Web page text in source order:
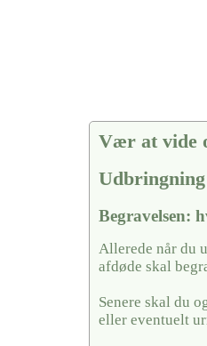
Vær at vide
Begravelsen:
Allerede når du
afdøde skal
Senere skal du
eller eventuelt